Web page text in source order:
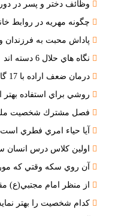
وظائف دختر و پسر در
چگونه مهريه در روابط
پاداش محبت به فرزندان
نگاه هاي حلال 6 دسته اند
درمان ضعف اراده با 17 گام موثر
روشي براي استفاده بهتر
فصل مشترك شخصيت
آيا حياء امري فطري
اولين كلاس درس انسان
آن روي سكه وقتي كه
از منظر امام مجتبي(ع)
كدام شخصيت را بهتر